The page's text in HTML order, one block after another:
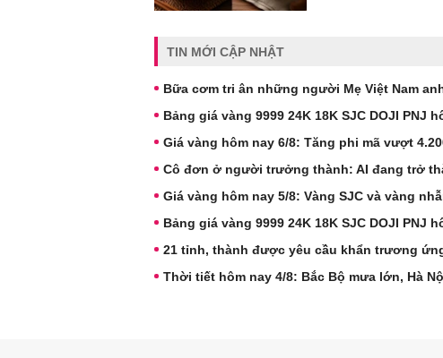
TIN MỚI CẬP NHẬT
Bữa cơm tri ân những người Mẹ Việt Nam
Bảng giá vàng 9999 24K 18K SJC DOJI PNJ
Giá vàng hôm nay 6/8: Tăng phi mã vượt
Cô đơn ở người trưởng thành: AI đang trở
Giá vàng hôm nay 5/8: Vàng SJC và vàng
Bảng giá vàng 9999 24K 18K SJC DOJI PNJ
21 tỉnh, thành được yêu cầu khẩn trương
Thời tiết hôm nay 4/8: Bắc Bộ mưa lớn, Hà